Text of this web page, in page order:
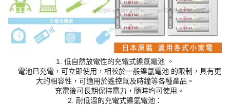
1. 低自然放電性的充電式鎳氫電池 。
電池已充電，可立即使用，相較於一般鎳氫電池 的限制，具有更
大的相容性，可適用於遙控氣及時鐘等各種產品。
充電後可長期保持電力，隨時均可使用。
2. 耐低溫的充電式鎳氫電池：